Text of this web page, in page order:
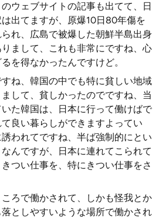
ウェブサイトの記事も出てて、日
出てますが、原爆10日80年傷を
れ、広島で被爆した朝鮮半島出身
まして、これも非常にですね、心
を得なかったんですけど。
ね、韓国の中でも特に貧しい地域
して、貧しかったのでですね、当
た韓国は、日本に行って働けばで
良い暮らしができますよってい
われてですね、半ば強制的にとい
んですが、日本に連れてこられて
つい仕事を、特にきつい仕事をさ
ろで働かされて、しかも怪我とか
としやすいような場所で働かされ